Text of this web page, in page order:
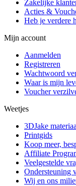
Zakelijke
Acties &
Heb je verdere
Mijn account
Aanmelden
Registreren
Wachtwoord
Waar is mijn
Voucher
Weetjes
3DJake
Printgids
Koop meer,
Affiliate
Veelgestelde
Ondersteuning
Wij en ons